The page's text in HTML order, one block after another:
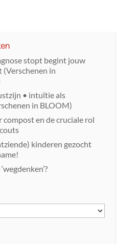
stopt begint jouw
in
• intuïtie als
in BLOOM)
compost en de cruciale rol
kinderen gezocht